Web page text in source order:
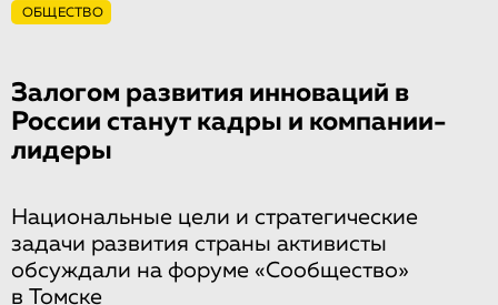
ОБЩЕСТВО
Залогом развития инноваций в
России станут кадры и компании-
лиде­ры
Национальные цели и стратегические
задачи развития страны активисты
обсуждали на форуме «Сообщество»
в Томске